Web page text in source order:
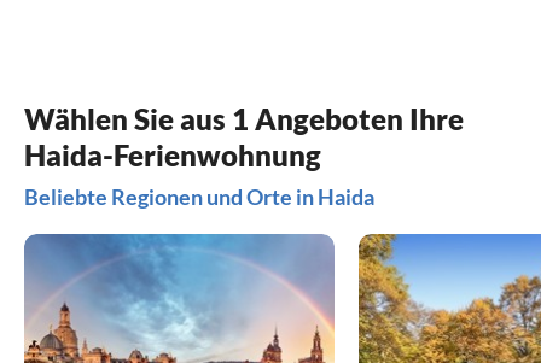
Wählen Sie aus 1 Angeboten Ihre
Haida-Ferienwohnung
Beliebte Regionen und Orte in Haida